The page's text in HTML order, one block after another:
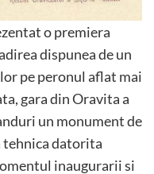
o premiera
dispunea de un
pe peronul aflat mai
gara din Oravita a
un monument de
tehnica datorita
inaugurarii si